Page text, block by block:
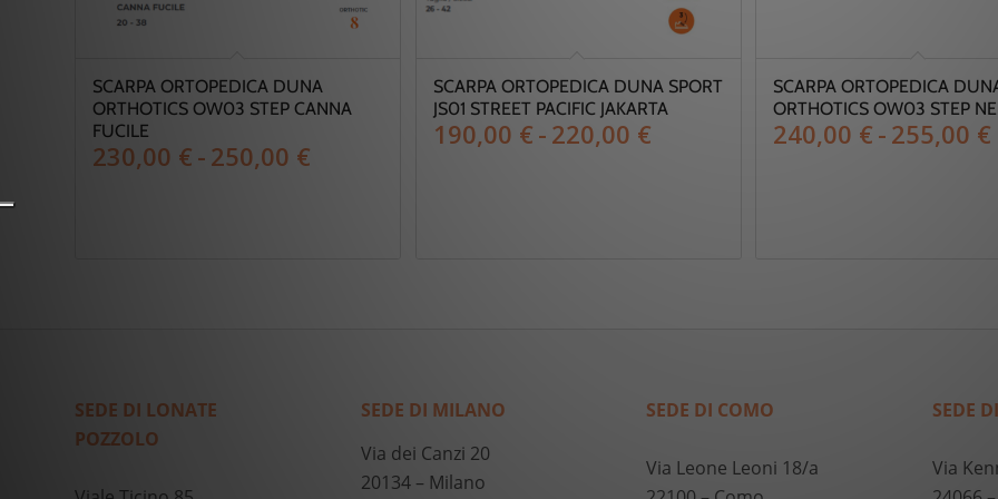
SCARPA ORTOPEDICA DUNA
ORTHOTICS OW03 STEP CANNA
FUCILE
230,00 € - 250,00 €
SCARPA ORTOPEDICA DUNA SPORT
JS01 STREET PACIFIC JAKARTA
190,00 € - 220,00 €Fascia
SCARPA ORTOPEDICA
ORTHOTICS OW03 STEP
240,00 € - 255,00 €
SEDE DI LONATE
POZZOLO
SEDE DI MILANO
Via dei Canzi 20
20134 – Milano
SEDE DI COMO
Via Leone Leoni 18/a
SEDE
Via